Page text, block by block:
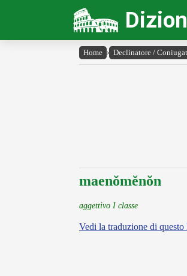
Home › Declinatore /
maenŏmĕnŏn
aggettivo I classe
Vedi la traduzione di questo